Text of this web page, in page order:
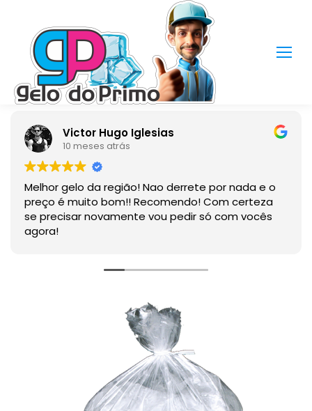
Victor Hugo Iglesias
10 meses atrás
Melhor gelo da região! Nao derrete por nada e o
preço é muito bom!! Recomendo! Com certeza
se precisar novamente vou pedir só com vocês
agora!